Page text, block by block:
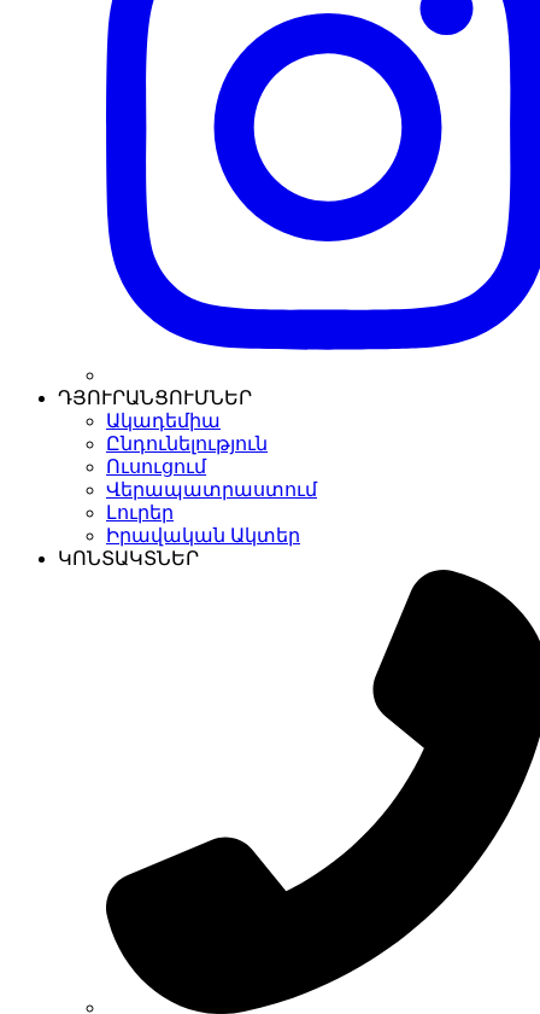
ԴՅՈՒՐԱՆՑՈՒՄՆԵՐ
Ակադեմիա
Ընդունելություն
Ուսուցում
Վերապատրաստում
Լուրեր
Իրավական Ակտեր
ԿՈՆՏԱԿՏՆԵՐ